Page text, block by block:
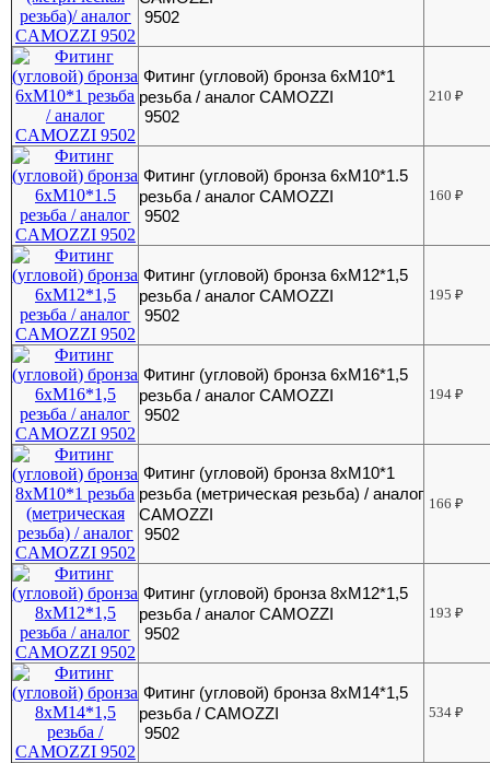
9502
Фитинг (угловой) бронза 6хМ10*1
резьба / аналог CAMOZZI
9502
210₽
Фитинг (угловой) бронза 6хМ10*1.5
резьба / аналог CAMOZZI
9502
160₽
Фитинг (угловой) бронза 6хМ12*1,5
резьба / аналог CAMOZZI
9502
195₽
Фитинг (угловой) бронза 6хМ16*1,5
резьба / аналог CAMOZZI
9502
194₽
Фитинг (угловой) бронза 8хМ10*1
резьба (метрическая резьба) / аналог
CAMOZZI
9502
166₽
Фитинг (угловой) бронза 8хМ12*1,5
резьба / аналог CAMOZZI
9502
193₽
Фитинг (угловой) бронза 8хМ14*1,5
резьба / CAMOZZI
9502
534₽